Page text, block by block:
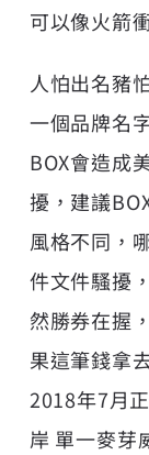
可以像火箭
人怕出名豬
一個品牌名
BOX會造成
擾，建議
風格不同，
件文件騷擾
然勝券在握
果這筆錢拿
2018年7月
岸 單一麥芽